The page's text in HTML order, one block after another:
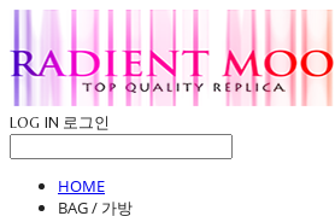
LOG IN 로그인
HOME
BAG / 가방